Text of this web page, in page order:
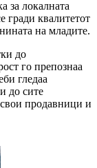
за локалната
гради квалитетот
на младите.
до
го препознаа
гледаа
до сите
продавници и